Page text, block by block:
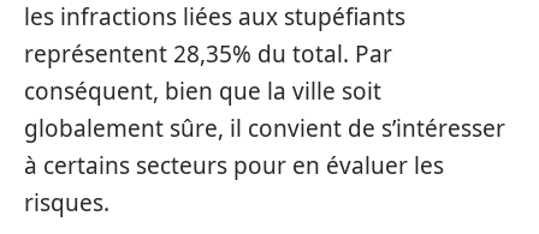
les infractions liées aux stupéfiants
représentent 28,35% du total. Par
conséquent, bien que la ville soit
globalement sûre, il convient de s’intéresser
à certains secteurs pour en évaluer les
risques.